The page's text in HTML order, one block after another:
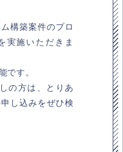
構築案件のプロ
実施いただきま
です。
の方は、とりあ
し込みをぜひ検